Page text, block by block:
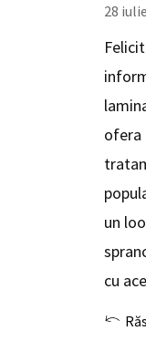
28
ofera
un
cu